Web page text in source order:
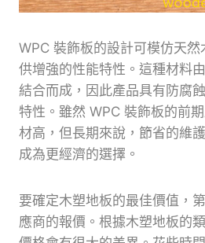
WPC 裝飾板的設計可模仿天
供增強的性能特性。這種材料
結合而成，因此產品具有防腐
特性。雖然 WPC 裝飾板的前
材高，但長期來說，節省的維
成為更經濟的選擇。
要確定木塑地板的最佳價值，
應商的報價。根據木塑地板的